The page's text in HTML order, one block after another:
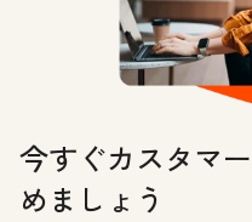
今すぐカスタマ
めましょう